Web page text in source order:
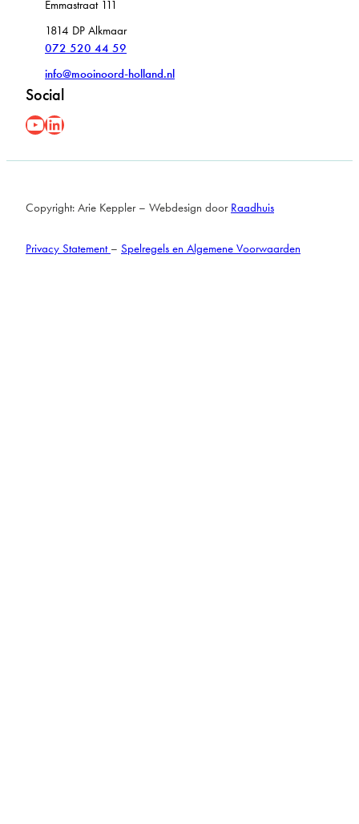
Emmastraat 111
1814 DP Alkmaar
072 520 44 59
info@mooinoord-holland.nl
Social
YouYube LinkedIn
Copyright: Arie Keppler – Webdesign door Raadhuis
Privacy Statement – Spelregels en Algemene Voorwaarden